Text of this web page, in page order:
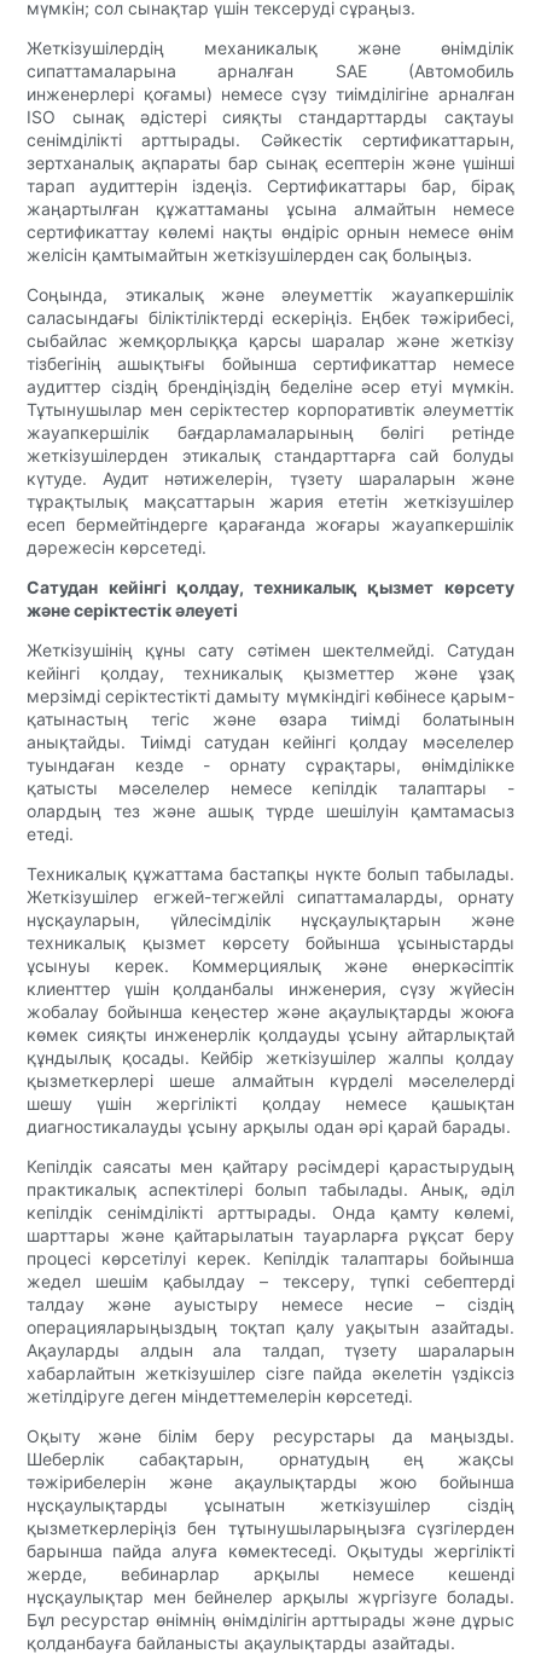
мүмкін; сол сынақтар үшін тексеруді сұраңыз.
Жеткізушілердің механикалық және өнімділік
сипаттамаларына арналған SAE (Автомобиль
инженерлері қоғамы) немесе сүзу тиімділігіне арналған
ISO сынақ әдістері сияқты стандарттарды сақтауы
сенімділікті арттырады. Сәйкестік сертификаттарын,
зертханалық ақпараты бар сынақ есептерін және үшінші
тарап аудиттерін іздеңіз. Сертификаттары бар, бірақ
жаңартылған құжаттаманы ұсына алмайтын немесе
сертификаттау көлемі нақты өндіріс орнын немесе өнім
желісін қамтымайтын жеткізушілерден сақ болыңыз.
Соңында, этикалық және әлеуметтік жауапкершілік
саласындағы біліктіліктерді ескеріңіз. Еңбек тәжірибесі,
сыбайлас жемқорлыққа қарсы шаралар және жеткізу
тізбегінің ашықтығы бойынша сертификаттар немесе
аудиттер сіздің брендіңіздің беделіне әсер етуі мүмкін.
Тұтынушылар мен серіктестер корпоративтік әлеуметтік
жауапкершілік бағдарламаларының бөлігі ретінде
жеткізушілерден этикалық стандарттарға сай болуды
күтуде. Аудит нәтижелерін, түзету шараларын және
тұрақтылық мақсаттарын жария ететін жеткізушілер
есеп бермейтіндерге қарағанда жоғары жауапкершілік
дәрежесін көрсетеді.
Сатудан кейінгі қолдау, техникалық қызмет көрсету
және серіктестік әлеуеті
Жеткізушінің құны сату сәтімен шектелмейді. Сатудан
кейінгі қолдау, техникалық қызметтер және ұзақ
мерзімді серіктестікті дамыту мүмкіндігі көбінесе қарым-
қатынастың тегіс және өзара тиімді болатынын
анықтайды. Тиімді сатудан кейінгі қолдау мәселелер
туындаған кезде - орнату сұрақтары, өнімділікке
қатысты мәселелер немесе кепілдік талаптары -
олардың тез және ашық түрде шешілуін қамтамасыз
етеді.
Техникалық құжаттама бастапқы нүкте болып табылады.
Жеткізушілер егжей-тегжейлі сипаттамаларды, орнату
нұсқауларын, үйлесімділік нұсқаулықтарын және
техникалық қызмет көрсету бойынша ұсыныстарды
ұсынуы керек. Коммерциялық және өнеркәсіптік
клиенттер үшін қолданбалы инженерия, сүзу жүйесін
жобалау бойынша кеңестер және ақаулықтарды жоюға
көмек сияқты инженерлік қолдауды ұсыну айтарлықтай
құндылық қосады. Кейбір жеткізушілер жалпы қолдау
қызметкерлері шеше алмайтын күрделі мәселелерді
шешу үшін жергілікті қолдау немесе қашықтан
диагностикалауды ұсыну арқылы одан әрі қарай барады.
Кепілдік саясаты мен қайтару рәсімдері қарастырудың
практикалық аспектілері болып табылады. Анық, әділ
кепілдік сенімділікті арттырады. Онда қамту көлемі,
шарттары және қайтарылатын тауарларға рұқсат беру
процесі көрсетілуі керек. Кепілдік талаптары бойынша
жедел шешім қабылдау – тексеру, түпкі себептерді
талдау және ауыстыру немесе несие – сіздің
операцияларыңыздың тоқтап қалу уақытын азайтады.
Ақауларды алдын ала талдап, түзету шараларын
хабарлайтын жеткізушілер сізге пайда әкелетін үздіксіз
жетілдіруге деген міндеттемелерін көрсетеді.
Оқыту және білім беру ресурстары да маңызды.
Шеберлік сабақтарын, орнатудың ең жақсы
тәжірибелерін және ақаулықтарды жою бойынша
нұсқаулықтарды ұсынатын жеткізушілер сіздің
қызметкерлеріңіз бен тұтынушыларыңызға сүзгілерден
барынша пайда алуға көмектеседі. Оқытуды жергілікті
жерде, вебинарлар арқылы немесе кешенді
нұсқаулықтар мен бейнелер арқылы жүргізуге болады.
Бұл ресурстар өнімнің өнімділігін арттырады және дұрыс
қолданбауға байланысты ақаулықтарды азайтады.